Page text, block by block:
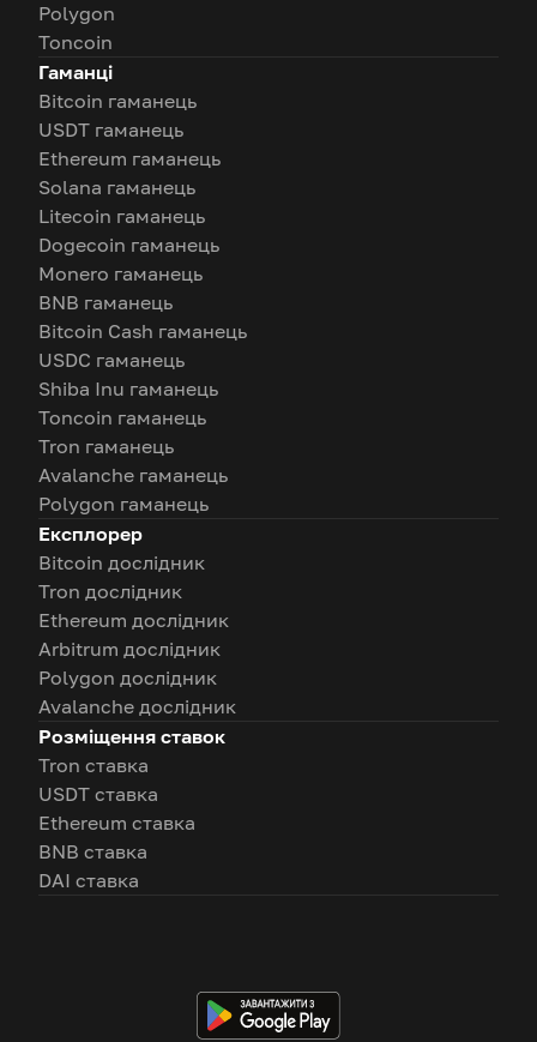
Polygon
Toncoin
Гаманці
Bitcoin гаманець
USDT гаманець
Ethereum гаманець
Solana гаманець
Litecoin гаманець
Dogecoin гаманець
Monero гаманець
BNB гаманець
Bitcoin Cash гаманець
USDC гаманець
Shiba Inu гаманець
Toncoin гаманець
Tron гаманець
Avalanche гаманець
Polygon гаманець
Експлорер
Bitcoin дослідник
Tron дослідник
Ethereum дослідник
Arbitrum дослідник
Polygon дослідник
Avalanche дослідник
Розміщення ставок
Tron ставка
USDT ставка
Ethereum ставка
BNB ставка
DAI ставка